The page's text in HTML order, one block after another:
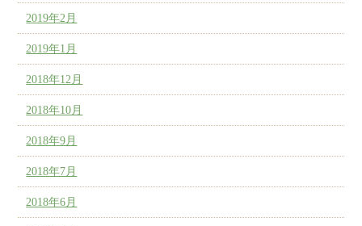
2019年2月
2019年1月
2018年12月
2018年10月
2018年9月
2018年7月
2018年6月